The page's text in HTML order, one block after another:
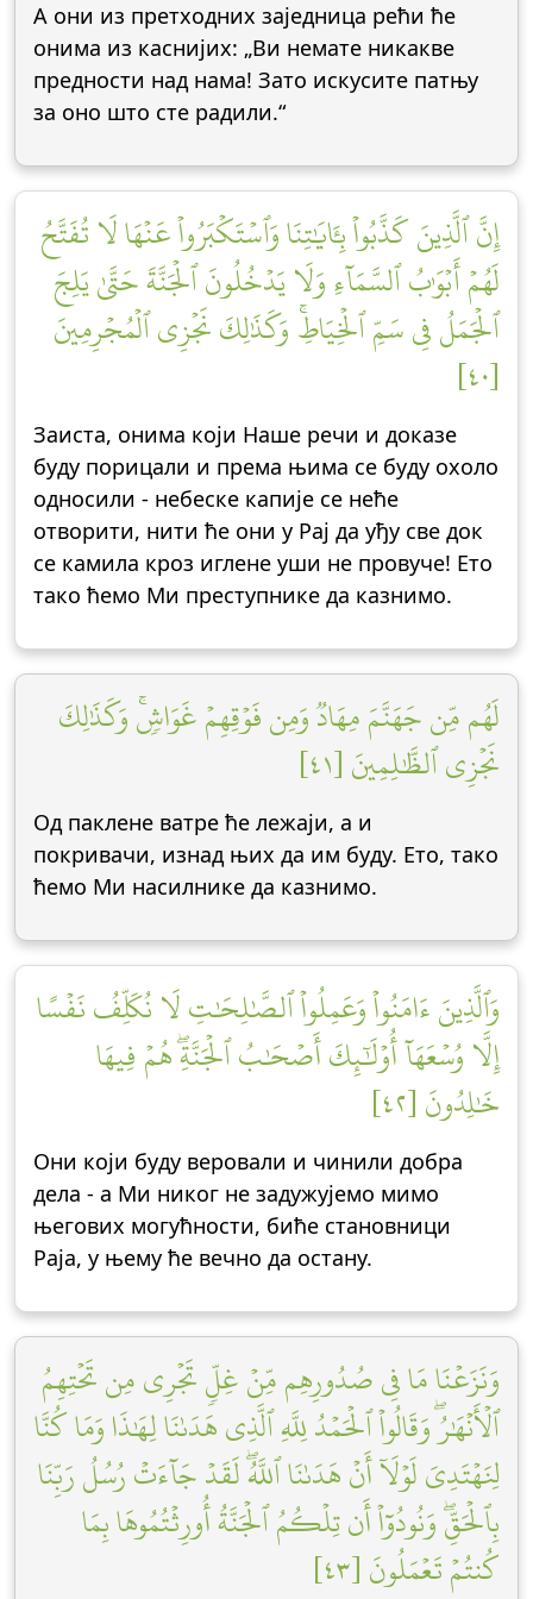
А они из претходних заједница рећи ће
онима из каснијих: „Ви немате никакве
предности над нама! Зато искусите патњу
за оно што сте радили.“
إِنَّ ٱلَّذِينَ كَذَّبُواْ بِـَٔايَٰتِنَا وَٱسۡتَكۡبَرُواْ عَنۡهَا لَا تُفَتَّحُ
لَهُمۡ أَبۡوَٰبُ ٱلسَّمَآءِ وَلَا يَدۡخُلُونَ ٱلۡجَنَّةَ حَتَّىٰ يَلِجَ
ٱلۡجَمَلُ فِي سَمِّ ٱلۡخِيَاطِۚ وَكَذَٰلِكَ نَجۡزِي ٱلۡمُجۡرِمِينَ
[٤٠]
Заиста, онима који Наше речи и доказе
буду порицали и према њима се буду охоло
односили - небеске капије се неће
отворити, нити ће они у Рај да уђу све док
се камила кроз иглене уши не провуче! Ето
тако ћемо Ми преступнике да казнимо.
لَهُم مِّن جَهَنَّمَ مِهَادٞ وَمِن فَوۡقِهِمۡ غَوَاشٖۚ وَكَذَٰلِكَ
نَجۡزِي ٱلظَّٰلِمِينَ [٤١]
Од паклене ватре ће лежаји, а и
покривачи, изнад њих да им буду. Ето, тако
ћемо Ми насилнике да казнимо.
وَٱلَّذِينَ ءَامَنُواْ وَعَمِلُواْ ٱلصَّٰلِحَٰتِ لَا نُكَلِّفُ نَفۡسًا
إِلَّا وُسۡعَهَآ أُوْلَٰٓئِكَ أَصۡحَٰبُ ٱلۡجَنَّةِۖ هُمۡ فِيهَا
خَٰلِدُونَ [٤٢]
Они који буду веровали и чинили добра
дела - а Ми никог не задужујемо мимо
његових могућности, биће становници
Раја, у њему ће вечно да остану.
وَنَزَعۡنَا مَا فِي صُدُورِهِم مِّنۡ غِلّٖ تَجۡرِي مِن تَحۡتِهِمُ
ٱلۡأَنۡهَٰرُۖ وَقَالُواْ ٱلۡحَمۡدُ لِلَّهِ ٱلَّذِي هَدَىٰنَا لِهَٰذَا وَمَا كُنَّا
لِنَهۡتَدِيَ لَوۡلَآ أَنۡ هَدَىٰنَا ٱللَّهُۖ لَقَدۡ جَآءَتۡ رُسُلُ رَبِّنَا
بِٱلۡحَقِّۖ وَنُودُوٓاْ أَن تِلۡكُمُ ٱلۡجَنَّةُ أُورِثۡتُمُوهَا بِمَا
كُنتُمۡ تَعۡمَلُونَ [٤٣]